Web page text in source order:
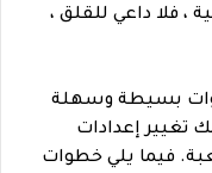
، فلا داعي للقلق ،
بسيطة وسهلة
تغيير إعدادات
فيما يلي خطوات